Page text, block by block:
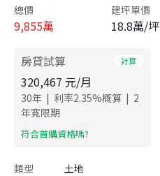
總價
9,855萬
建坪單價
18.8萬/坪
房貸試算 計算
320,467 元/月
30年 | 利率2.35%概算 | 2
年寬限期
​符合首購資格嗎?
類型 土地